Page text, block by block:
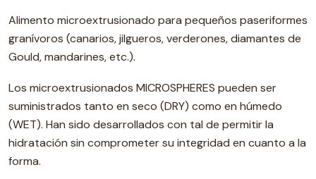
Alimento microextrusionado para pequeños paseriformes
granívoros (canarios, jilgueros, verderones, diamantes de
Gould, mandarines, etc.).
Los microextrusionados MICROSPHERES pueden ser
suministrados tanto en seco (DRY) como en húmedo
(WET). Han sido desarrollados con tal de permitir la
hidratación sin comprometer su integridad en cuanto a la
forma.